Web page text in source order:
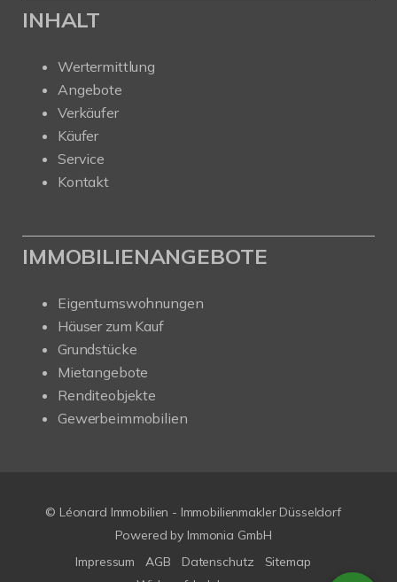
INHALT
Wertermittlung
Angebote
Verkäufer
Käufer
Service
Kontakt
IMMOBILIENANGEBOTE
Eigentumswohnungen
Häuser zum Kauf
Grundstücke
Mietangebote
Renditeobjekte
Gewerbeimmobilien
© Léonard Immobilien - Immobilienmakler Düsseldorf
Powered by Immonia GmbH
Impressum
AGB Datenschutz
Sitemap